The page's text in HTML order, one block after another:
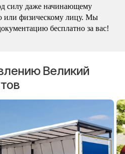
силу даже начинающему
или физическому лицу. Мы
бесплатно за вас!
Великий